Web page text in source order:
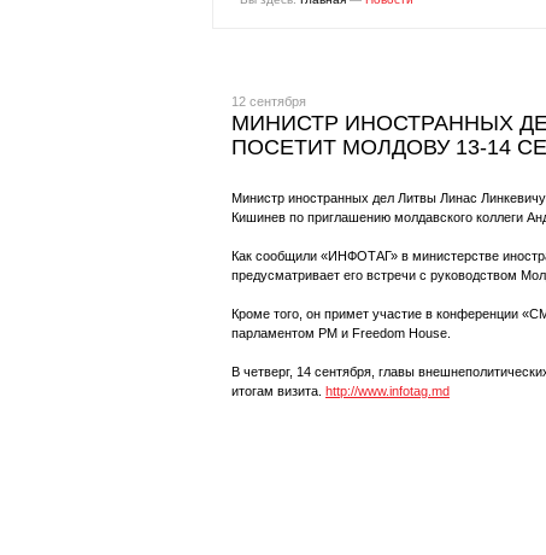
12 сентября
МИНИСТР ИНОСТРАННЫХ
ПОСЕТИТ МОЛДОВУ 13-14
Министр иностранных дел Литвы Линас
Кишинев по приглашению молдавского коллеги
Как сообщили «ИНФОТАГ» в министерстве
предусматривает его встречи с руководством
Кроме того, он примет участие в конференции
парламентом РМ и Freedom House.
В четверг, 14 сентября, главы
итогам визита. http://www.infotag.md